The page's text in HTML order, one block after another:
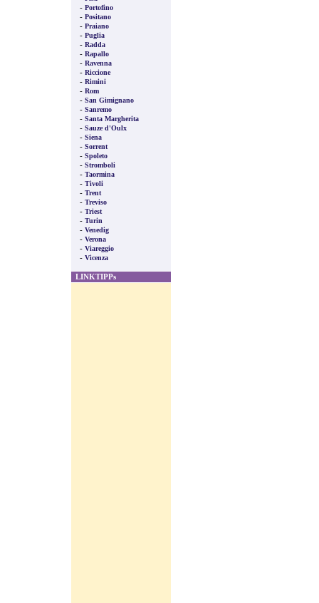
- Portofino
- Positano
- Praiano
- Puglia
- Radda
- Rapallo
- Ravenna
- Riccione
- Rimini
- Rom
- San Gimignano
- Sanremo
- Santa Margherita
- Sauze d'Oulx
- Siena
- Sorrent
- Spoleto
- Stromboli
- Taormina
- Tivoli
- Trent
- Treviso
- Triest
- Turin
- Venedig
- Verona
- Viareggio
- Vicenza
LINKTIPPs